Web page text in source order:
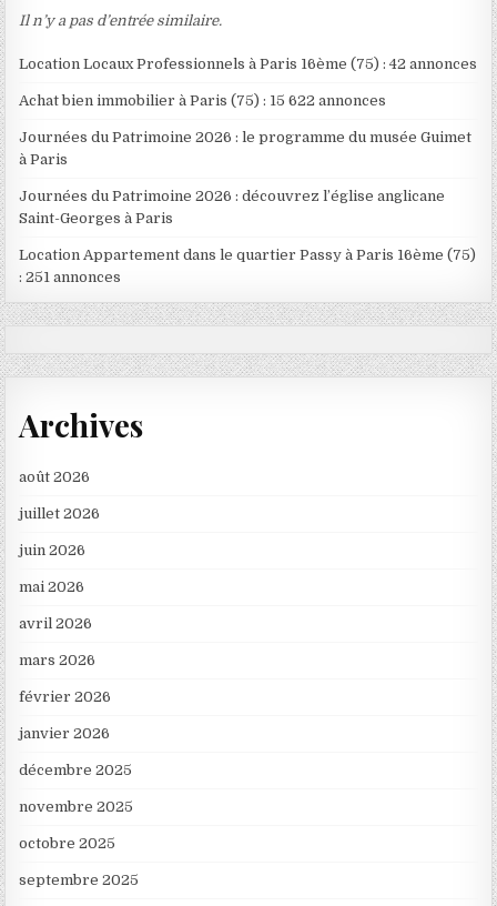
Il n’y a pas d’entrée similaire.
Location Locaux Professionnels à Paris 16ème (75) : 42 annonces
Achat bien immobilier à Paris (75) : 15 622 annonces
Journées du Patrimoine 2026 : le programme du musée Guimet
à Paris
Journées du Patrimoine 2026 : découvrez l’église anglicane
Saint-Georges à Paris
Location Appartement dans le quartier Passy à Paris 16ème (75)
: 251 annonces
Archives
août 2026
juillet 2026
juin 2026
mai 2026
avril 2026
mars 2026
février 2026
janvier 2026
décembre 2025
novembre 2025
octobre 2025
septembre 2025